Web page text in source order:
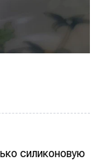
силиконовую